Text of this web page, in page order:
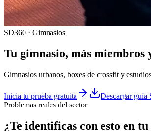
SD360 · Gimnasios
Tu gimnasio, más miembros
Gimnasios urbanos, boxes de crossfit y
Inicia tu prueba gratuita
Descargar guía
Problemas reales del sector
¿Te identificas con esto en tu